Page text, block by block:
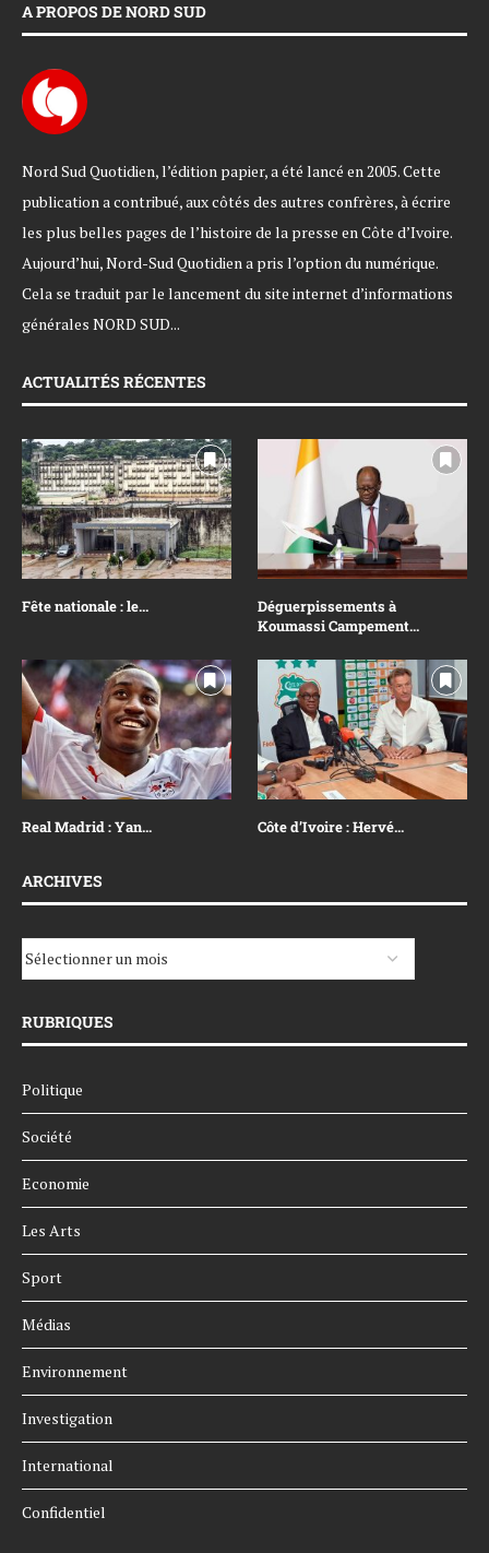
A PROPOS DE NORD SUD
Nord Sud Quotidien, l’édition papier, a été lancé en 2005. Cette
publication a contribué, aux côtés des autres confrères, à écrire
les plus belles pages de l’histoire de la presse en Côte d’Ivoire.
Aujourd’hui, Nord-Sud Quotidien a pris l’option du numérique.
Cela se traduit par le lancement du site internet d’informations
générales NORD SUD...
ACTUALITÉS RÉCENTES
Fête nationale : le...
Déguerpissements à
Koumassi Campement...
Real Madrid : Yan... Côte d’Ivoire : Hervé...
ARCHIVES
RUBRIQUES
Politique
Société
Economie
Les Arts
Sport
Médias
Environnement
Investigation
International
Confidentiel